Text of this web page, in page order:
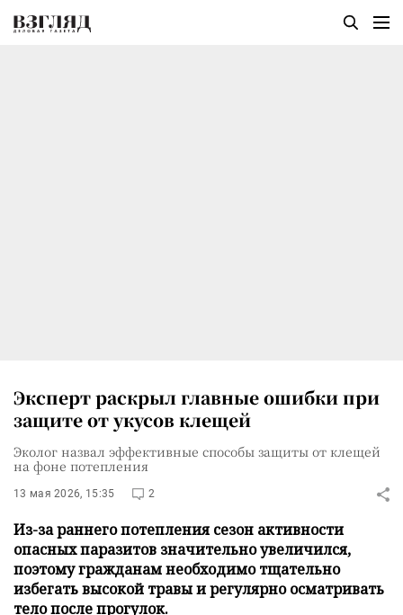
Эксперт раскрыл главные ошибки при
защите от укусов клещей
Эколог назвал эффективные способы защиты от клещей
на фоне потепления
13 мая 2026, 15:35 2
Из-за раннего потепления сезон активности
опасных паразитов значительно увеличился,
поэтому гражданам необходимо тщательно
избегать высокой травы и регулярно осматривать
тело после прогулок.